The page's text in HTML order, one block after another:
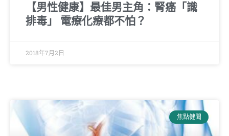
【男性健康】最佳男主角：腎癌「識
排毒」 電療化療都不怕？
2018年7月2日
焦點健聞